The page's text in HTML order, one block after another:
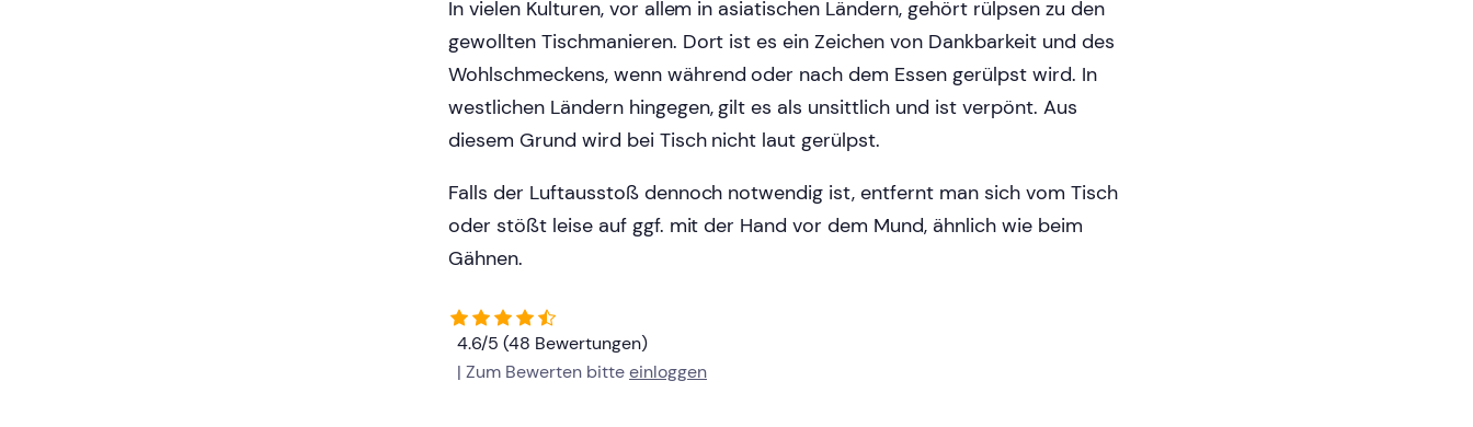
In vielen Kulturen, vor allem in asiatischen Ländern, gehört rülpsen zu den
gewollten Tischmanieren. Dort ist es ein Zeichen von Dankbarkeit und des
Wohlschmeckens, wenn während oder nach dem Essen gerülpst wird. In
westlichen Ländern hingegen, gilt es als unsittlich und ist verpönt. Aus
diesem Grund wird bei Tisch nicht laut gerülpst.
Falls der Luftausstoß dennoch notwendig ist, entfernt man sich vom Tisch
oder stößt leise auf ggf. mit der Hand vor dem Mund, ähnlich wie beim
Gähnen.
4.6/5 (48 Bewertungen)
| Zum Bewerten bitteeinloggen